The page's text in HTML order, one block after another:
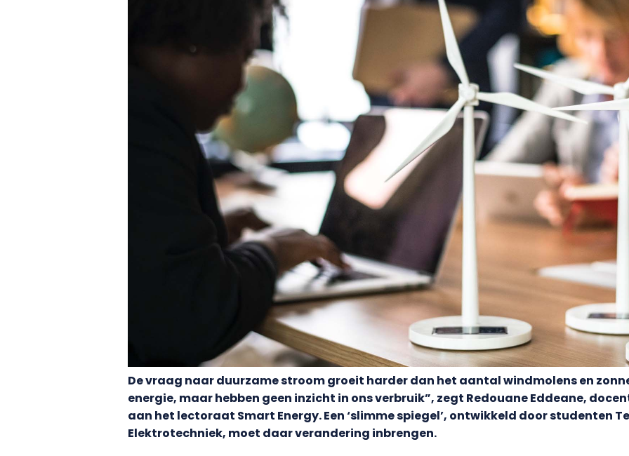
De vraag naar duurzame stroom groeit harder dan het aantal windmolens en
energie, maar hebben geen inzicht in ons verbruik”, zegt Redouane Eddeane,
aan het lectoraat Smart Energy. Een ‘slimme spiegel’, ontwikkeld door studenten
Elektrotechniek, moet daar verandering inbrengen.